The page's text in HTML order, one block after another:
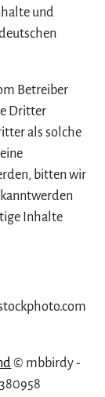
und
Betreiber
Dritter
als solche
bitten wir
Inhalte
© mbbirdy -